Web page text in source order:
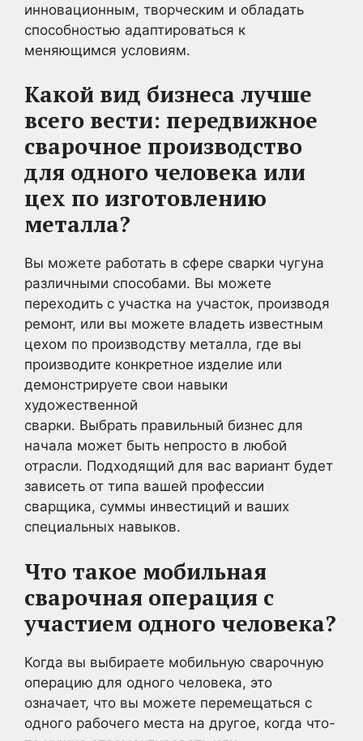
инновационным, творческим и обладать
способностью адаптироваться к
меняющимся условиям.
Какой вид бизнеса лучше
всего вести: передвижное
сварочное производство
для одного человека или
цех по изготовлению
металла?
Вы можете работать в сфере сварки чугуна
различными способами. Вы можете
переходить с участка на участок, производя
ремонт, или вы можете владеть известным
цехом по производству металла, где вы
производите конкретное изделие или
демонстрируете свои навыки
художественной
сварки. Выбрать правильный бизнес для
начала может быть непросто в любой
отрасли. Подходящий для вас вариант будет
зависеть от типа вашей профессии
сварщика, суммы инвестиций и ваших
специальных навыков.
Что такое мобильная
сварочная операция с
участием одного человека?
Когда вы выбираете мобильную сварочную
операцию для одного человека, это
означает, что вы можете перемещаться с
одного рабочего места на другое, когда что-